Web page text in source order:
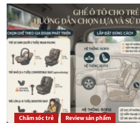
Chăm sóc trẻ Review sản phẩm